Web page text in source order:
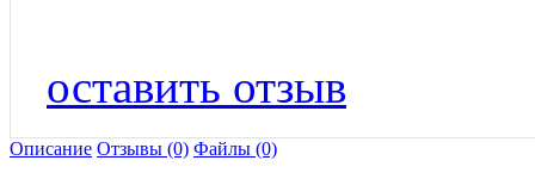
оставить отзыв
Описание Отзывы (0) Файлы (0)